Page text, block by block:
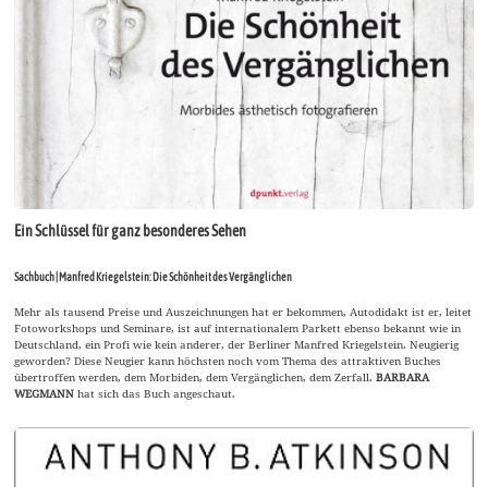
Ein Schlüssel für ganz besonderes Sehen
Sachbuch | Manfred Kriegelstein: Die Schönheit des Vergänglichen
Mehr als tausend Preise und Auszeichnungen hat er bekommen, Autodidakt ist er, leitet
Fotoworkshops und Seminare, ist auf internationalem Parkett ebenso bekannt wie in
Deutschland, ein Profi wie kein anderer, der Berliner Manfred Kriegelstein. Neugierig
geworden? Diese Neugier kann höchsten noch vom Thema des attraktiven Buches
übertroffen werden, dem Morbiden, dem Vergänglichen, dem Zerfall.BARBARA
WEGMANNhat sich das Buch angeschaut.